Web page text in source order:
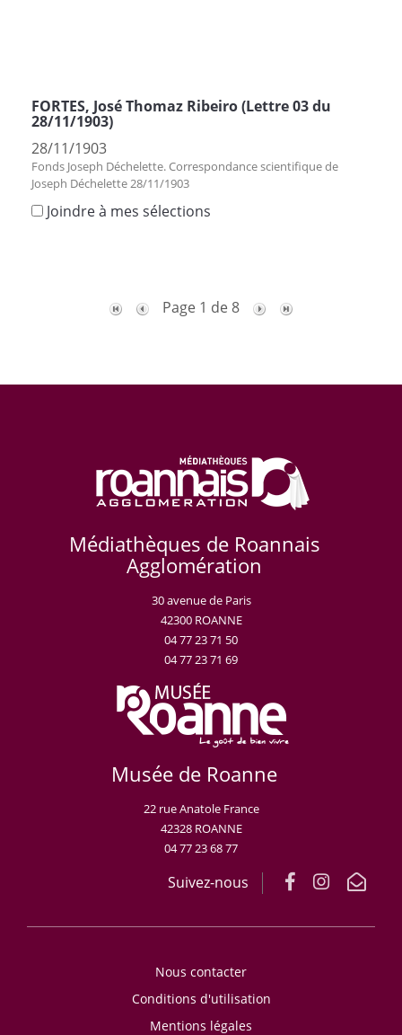
FORTES, José Thomaz Ribeiro (Lettre 03 du
28/11/1903)
28/11/1903
Fonds Joseph Déchelette. Correspondance scientifique de
Joseph Déchelette 28/11/1903
Joindre à mes sélections
Page 1 de 8
Médiathèques de Roannais
Agglomération
30 avenue de Paris
42300 ROANNE
04 77 23 71 50
04 77 23 71 69
Musée de Roanne
22 rue Anatole France
42328 ROANNE
04 77 23 68 77
Suivez-nous
Nous contacter
Conditions d'utilisation
Mentions légales